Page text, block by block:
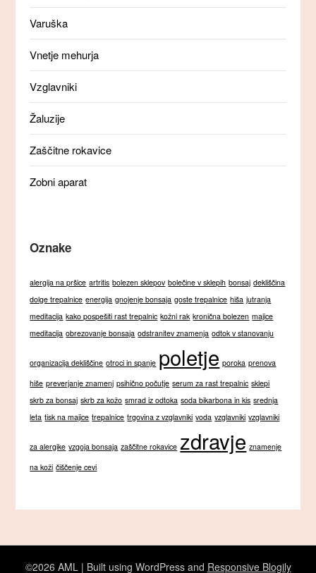
Varuška
Vnetje mehurja
Vzglavniki
Žaluzije
Zaščitne rokavice
Zobni aparat
Oznake
alergija na pršice artritis bolezen sklepov bolečine v sklepih bonsaj dekliščina
dolge trepalnice energija gnojenje bonsaja goste trepalnice hiša jutranja
meditacija kako pospešiti rast trepalnic kožni rak kronična bolezen majice
meditacija obrezovanje bonsaja odstranitev znamenja odtok v stanovanju
organizacija dekliščine otroci in spanje poletje poroka prenova
hiše preverjanje znamenj psihično počutje serum za rast trepalnic sklepi
skrb za bonsaj skrb za kožo smrad iz odtoka soda bikarbona in kis srednja
leta tisk na majice trepalnice trgovina z vzglavniki voda vzglavniki vzglavniki
za alergike vzgoja bonsaja zaščitne rokavice zdravje znamenje
na koži čiščenje cevi
©2026 AML | Built using WordPress and Responsive Blogily